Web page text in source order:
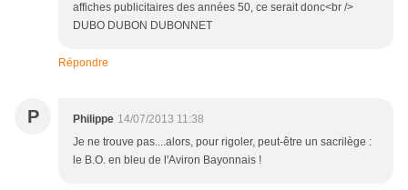
affiches publicitaires des années 50, ce serait donc<br />
DUBO DUBON DUBONNET
Répondre
P Philippe 14/07/2013 11:38
Je ne trouve pas....alors, pour rigoler, peut-être un sacrilège :
le B.O. en bleu de l'Aviron Bayonnais !